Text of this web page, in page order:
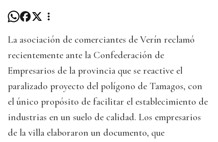
La asociación de comerciantes de Verín reclamó
recientemente ante la Confederación de
Empresarios de la provincia que se reactive el
paralizado proyecto del polígono de Tamagos, con
el único propósito de facilitar el establecimiento de
industrias en un suelo de calidad. Los empresarios
de la villa elaboraron un documento, que